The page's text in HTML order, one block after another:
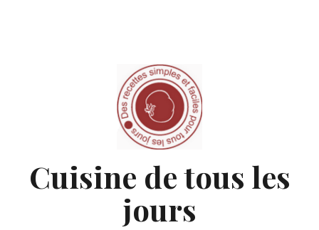
Cuisine de tous les
jours